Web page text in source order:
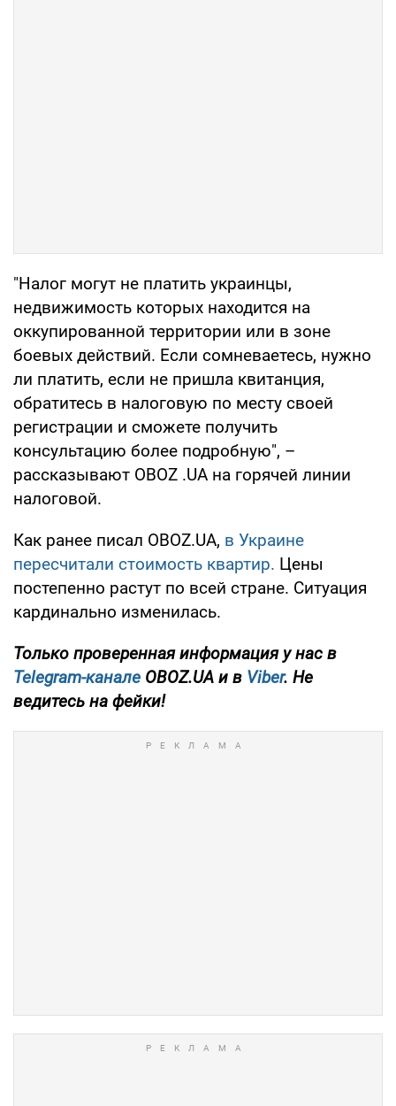
"Налог могут не платить украинцы,
недвижимость которых находится на
оккупированной территории или в зоне
боевых действий. Если сомневаетесь, нужно
ли платить, если не пришла квитанция,
обратитесь в налоговую по месту своей
регистрации и сможете получить
консультацию более подробную", –
рассказывают OBOZ .UA на горячей линии
налоговой.
Как ранее писал OBOZ.UA, в Украине
пересчитали стоимость квартир. Цены
постепенно растут по всей стране. Ситуация
кардинально изменилась.
Только проверенная информация у нас в
Telegram-канале OBOZ.UA и в Viber. Не
ведитесь на фейки!